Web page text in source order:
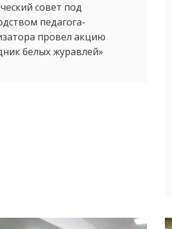
совет под
педагога-
провел акцию
белых журавлей»